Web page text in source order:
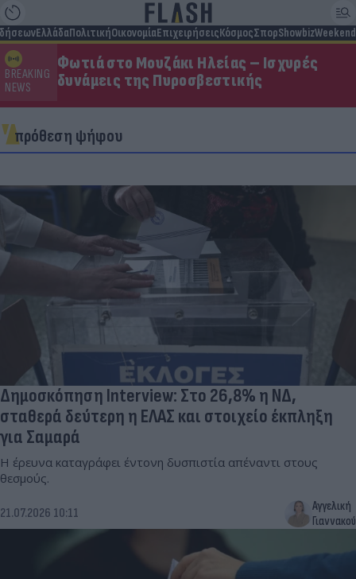
ΕλλάδαΠολιτικήΟικονομίαΕπιχειρήσειςΚόσμοςΣπορShowbizWeekend
BREAKING
NEWS
Φωτιά στο Μουζάκι Ηλείας – Ισχυρές
δυνάμεις της Πυροσβεστικής
πρόθεση ψήφου
Δημοσκόπηση Interview: Στο 26,8% η ΝΔ,
σταθερά δεύτερη η ΕΛΑΣ και στοιχείο έκπληξη
για Σαμαρά
Η έρευνα καταγράφει έντονη δυσπιστία απέναντι στους
θεσμούς.
21.07.2026 10:11
Αγγελική
Γιαννακού